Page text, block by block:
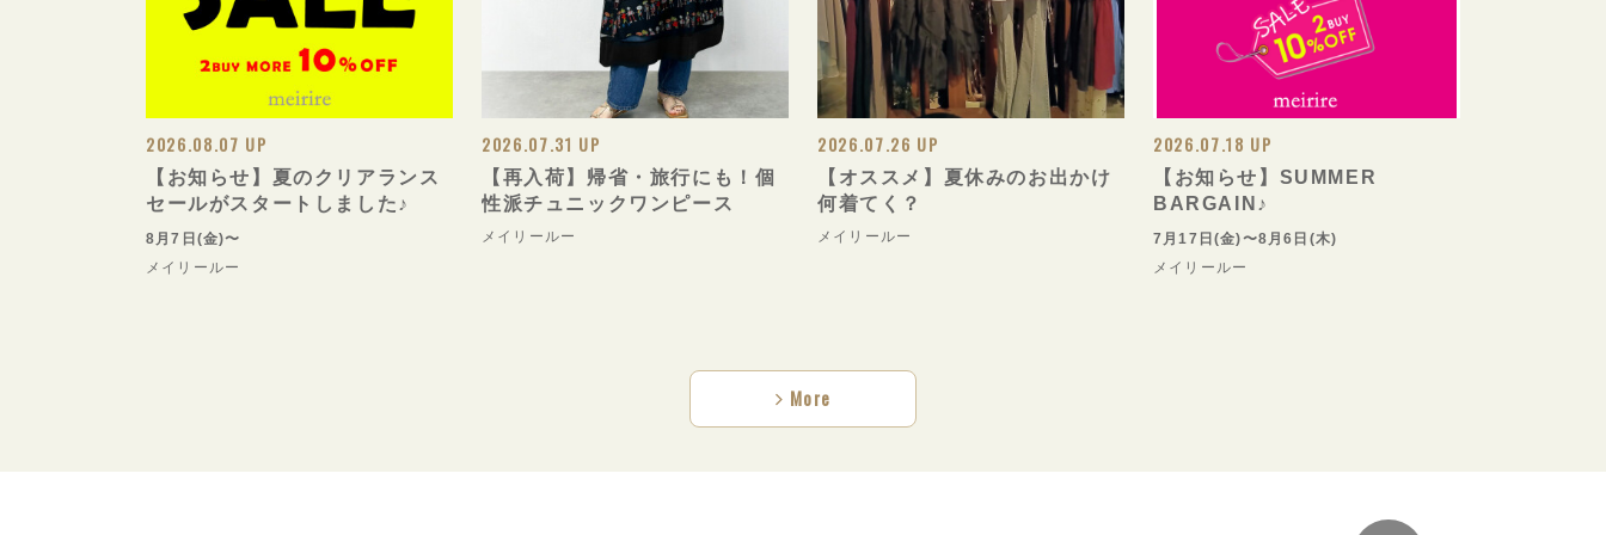
2026.08.07 UP
【お知らせ】夏のクリアランス
セールがスタートしました♪
8月7日(金)〜
メイリールー
2026.07.31 UP
【再入荷】帰省・旅行にも！個
性派チュニックワンピース
メイリールー
2026.07.26 UP
【オススメ】夏休みのお出かけ
何着てく？
メイリールー
2026.07.18 UP
【お知らせ】SUMMER
BARGAIN♪
7月17日(金)〜8月6日(木)
メイリールー
More